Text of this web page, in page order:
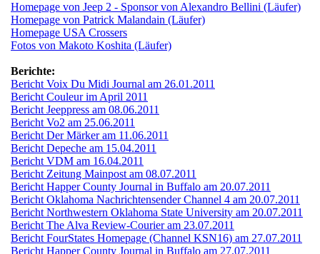
Homepage von Jeep 2 - Sponsor von Alexandro Bellini (Läufer)
Homepage von Patrick Malandain (Läufer)
Homepage USA Crossers
Fotos von Makoto Koshita (Läufer)
Berichte:
Bericht Voix Du Midi Journal am 26.01.2011
Bericht Couleur im April 2011
Bericht Jeeppress am 08.06.2011
Bericht Vo2 am 25.06.2011
Bericht Der Märker am 11.06.2011
Bericht Depeche am 15.04.2011
Bericht VDM am 16.04.2011
Bericht Zeitung Mainpost am 08.07.2011
Bericht Happer County Journal in Buffalo am 20.07.2011
Bericht Oklahoma Nachrichtensender Channel 4 am 20.07.2011
Bericht Northwestern Oklahoma State University am 20.07.2011
Bericht The Alva Review-Courier am 23.07.2011
Bericht FourStates Homepage (Channel KSN16) am 27.07.2011
Bericht Happer County Journal in Buffalo am 27.07.2011